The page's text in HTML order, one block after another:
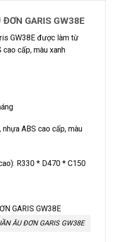
ĐƠN GARIS GW38E
GW38E được làm từ
cao cấp, màu xanh
nhựa ABS cao cấp, màu
R330 * D470 * C150
ÂU ĐƠN GARIS GW38E